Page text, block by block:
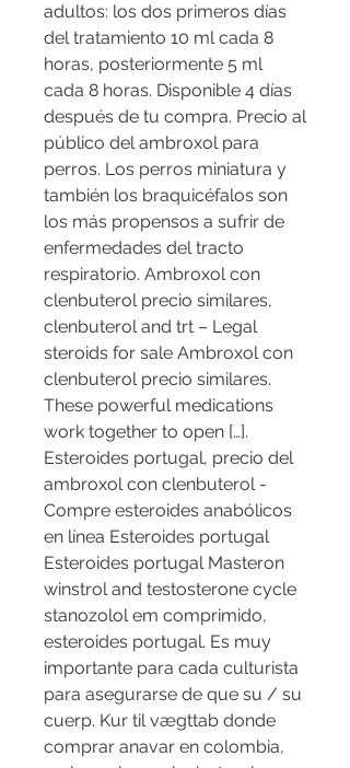
adultos: los dos primeros días
del tratamiento 10 ml cada 8
horas, posteriormente 5 ml
cada 8 horas. Disponible 4 días
después de tu compra. Precio al
público del ambroxol para
perros. Los perros miniatura y
también los braquicéfalos son
los más propensos a sufrir de
enfermedades del tracto
respiratorio. Ambroxol con
clenbuterol precio similares,
clenbuterol and trt – Legal
steroids for sale Ambroxol con
clenbuterol precio similares.
These powerful medications
work together to open […].
Esteroides portugal, precio del
ambroxol con clenbuterol -
Compre esteroides anabólicos
en línea Esteroides portugal
Esteroides portugal Masteron
winstrol and testosterone cycle
stanozolol em comprimido,
esteroides portugal. Es muy
importante para cada culturista
para asegurarse de que su / su
cuerp. Kur til vægttab donde
comprar anavar en colombia,